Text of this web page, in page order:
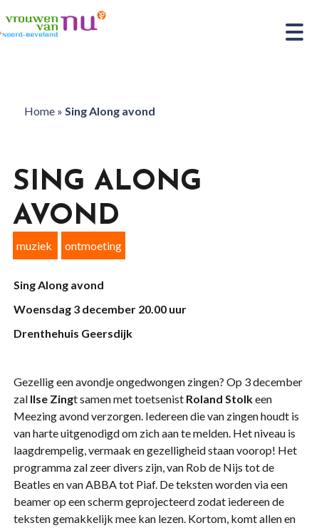
Home» Sing Along avond
SING ALONG
AVOND
muziek ontmoeting
Sing Along avond
Woensdag 3 december 20.00 uur
Drenthehuis Geersdijk
Gezellig een avondje ongedwongen zingen? Op 3 december
zal Ilse Zingt samen met toetsenist Roland Stolkeen
Meezing avond verzorgen. Iedereen die van zingen houdt is
van harte uitgenodigd om zich aan te melden. Het niveau is
laagdrempelig, vermaak en gezelligheid staan voorop! Het
programma zal zeer divers zijn, van Rob de Nijs tot de
Beatles en van ABBA tot Piaf. De teksten worden via een
beamer op een scherm geprojecteerd zodat iedereen de
teksten gemakkelijk mee kan lezen. Kortom, komt allen en